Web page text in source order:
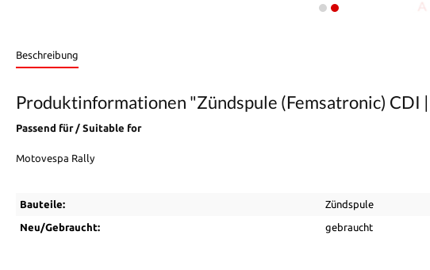
Beschreibung
Produktinformationen "Zündspule (Femsatronic) CDI
Passend für / Suitable for
Motovespa Rally
Bauteile: Zündspule
Neu/Gebraucht: gebraucht